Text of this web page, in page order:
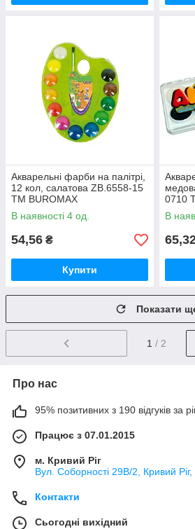
Акварельні фарби на палітрі,
12 кол, салатова ZB.6558-15
ТМ BUROMAX
В наявності 4 од.
54,56 ₴
Купити
0710
В
Показати
1 / 2
Про нас
95% позитивних з 190 відгуків за
Працює з 07.01.2015
м. Кривий Ріг
Вул. Соборності 29В/2, Кривий Ріг,
Контакти
Сьогодні вихідний